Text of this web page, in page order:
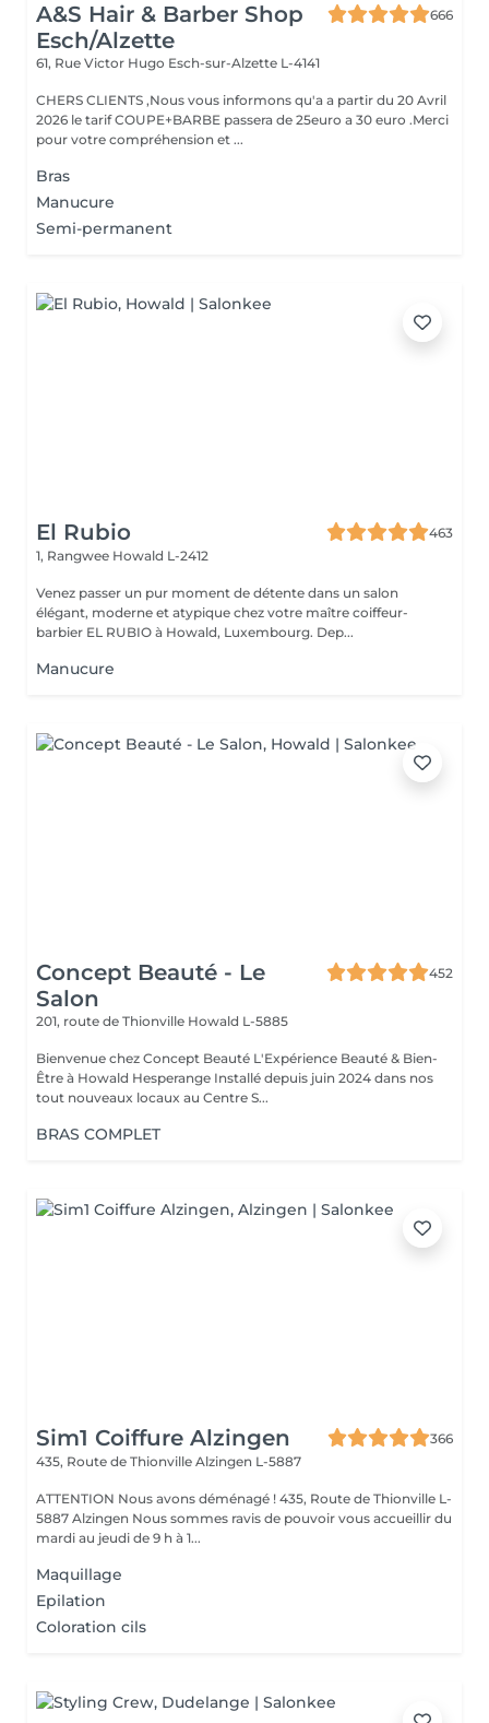
A&S Hair & Barber Shop
Esch/Alzette
666
61, Rue Victor Hugo Esch-sur-Alzette L-4141
CHERS CLIENTS ,Nous vous informons qu'a a partir du 20 Avril
2026 le tarif COUPE+BARBE passera de 25euro a 30 euro .Merci
pour votre compréhension et ...
Bras
Manucure
Semi-permanent
El Rubio
463
1, Rangwee Howald L-2412
Venez passer un pur moment de détente dans un salon
élégant, moderne et atypique chez votre maître coiffeur-
barbier EL RUBIO à Howald, Luxembourg. Dep...
Manucure
Concept Beauté - Le
Salon
452
201, route de Thionville Howald L-5885
Bienvenue chez Concept Beauté L'Expérience Beauté & Bien-
Être à Howald Hesperange Installé depuis juin 2024 dans nos
tout nouveaux locaux au Centre S...
BRAS COMPLET
Sim1 Coiffure Alzingen
366
435, Route de Thionville Alzingen L-5887
ATTENTION Nous avons déménagé ! 435, Route de Thionville L-
5887 Alzingen Nous sommes ravis de pouvoir vous accueillir du
mardi au jeudi de 9 h à 1...
Maquillage
Epilation
Coloration cils